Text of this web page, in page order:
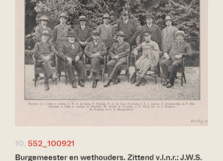
10. 552_100921
Burgemeester en wethouders. Zittend v.l.n.r.: J.W.S.